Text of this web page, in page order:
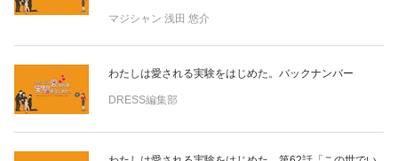
マジシャン 浅田 悠介
わたしは愛される実験をはじめた。バックナンバー
DRESS編集部